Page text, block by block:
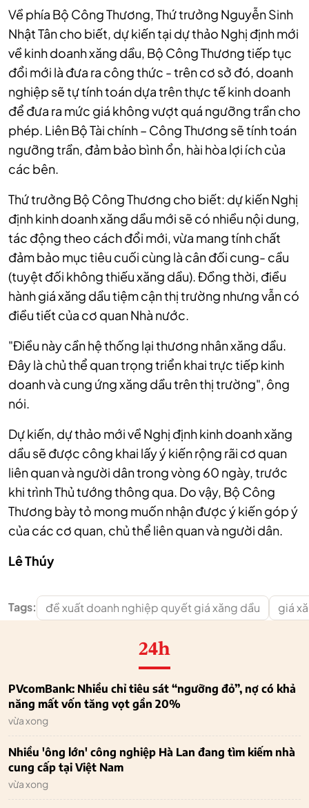
Về phía Bộ Công Thương, Thứ trưởng Nguyễn Sinh
Nhật Tân cho biết, dự kiến tại dự thảo Nghị định mới
về kinh doanh xăng dầu, Bộ Công Thương tiếp tục
đổi mới là đưa ra công thức - trên cơ sở đó, doanh
nghiệp sẽ tự tính toán dựa trên thực tế kinh doanh
để đưa ra mức giá không vượt quá ngưỡng trần cho
phép. Liên Bộ Tài chính – Công Thương sẽ tính toán
ngưỡng trần, đảm bảo bình ổn, hài hòa lợi ích của
các bên.
Thứ trưởng Bộ Công Thương cho biết: dự kiến Nghị
định kinh doanh xăng dầu mới sẽ có nhiều nội dung,
tác động theo cách đổi mới, vừa mang tính chất
đảm bảo mục tiêu cuối cùng là cân đối cung- cầu
(tuyệt đối không thiếu xăng dầu). Đồng thời, điều
hành giá xăng dầu tiệm cận thị trường nhưng vẫn có
điều tiết của cơ quan Nhà nước.
"Điều này cần hệ thống lại thương nhân xăng dầu.
Đây là chủ thể quan trọng triển khai trực tiếp kinh
doanh và cung ứng xăng dầu trên thị trường", ông
nói.
Dự kiến, dự thảo mới về Nghị định kinh doanh xăng
dầu sẽ được công khai lấy ý kiến rộng rãi cơ quan
liên quan và người dân trong vòng 60 ngày, trước
khi trình Thủ tướng thông qua. Do vậy, Bộ Công
Thương bày tỏ mong muốn nhận được ý kiến góp ý
của các cơ quan, chủ thể liên quan và người dân.
Lê Thúy
Tags: đề xuất doanh nghiệp quyết giá xăng dầu giá
24h
PVcomBank: Nhiều chỉ tiêu sát “ngưỡng đỏ”, nợ có khả
năng mất vốn tăng vọt gần 20%
vừa xong
Nhiều 'ông lớn' công nghiệp Hà Lan đang tìm kiếm nhà
cung cấp tại Việt Nam
vừa xong